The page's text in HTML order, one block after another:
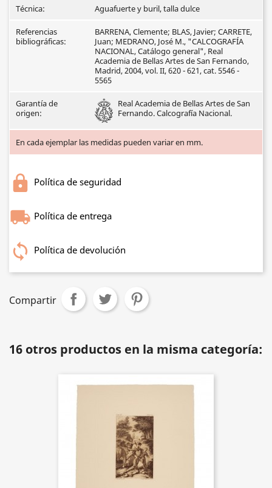
Técnica: Aguafuerte y buril, talla dulce
Referencias
bibliográficas:
BARRENA, Clemente; BLAS, Javier; CARRETE,
Juan; MEDRANO, José M., "CALCOGRAFÍA
NACIONAL, Catálogo general", Real
Academia de Bellas Artes de San Fernando,
Madrid, 2004, vol. II, 620 - 621, cat. 5546 -
5565
Garantía de
origen:
Real Academia de Bellas Artes de San
Fernando. Calcografía Nacional.
En cada ejemplar las medidas pueden variar en mm.
Política de seguridad
Política de entrega
Política de devolución
Compartir
16 otros productos en la misma categoría: